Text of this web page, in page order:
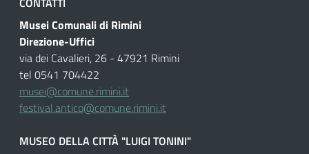
Musei Comunali di Rimini
Direzione-Uffici
via dei Cavalieri, 26 - 47921 Rimini
tel 0541 704422
musei@comune.rimini.it
festival.antico@comune.rimini.it
MUSEO DELLA CITTÀ "LUIGI TONINI"